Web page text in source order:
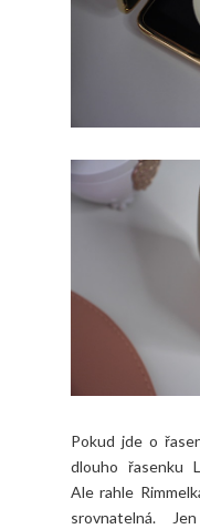
Pokud jde o
dlouho řasenku
Ale rahle
srovnatelná.